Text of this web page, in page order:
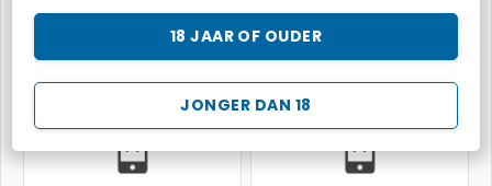
JONGER DAN 18
18 JAAR OF OUDER
Warscrap.io Bank Robbery 3